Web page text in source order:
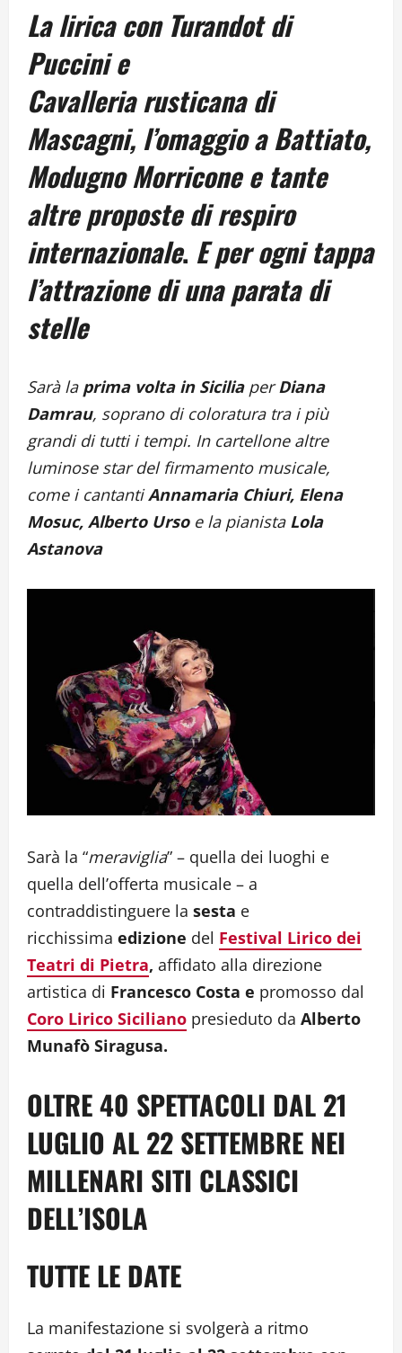
La lirica con Turandot di
Puccini e
Cavalleria rusticana di
Mascagni, l’omaggio a Battiato,
Modugno Morricone e tante
altre proposte di respiro
internazionale. E per ogni tappa
l’attrazione di una parata di
stelle
Sarà la prima volta in SiciliaperDiana
Damrau, soprano di coloratura tra i più
grandi di tutti i tempi. In cartellone altre
luminose star del firmamento musicale,
come i cantantiAnnamaria Chiuri, Elena
Mosuc, Alberto Ursoe la pianistaLola
Astanova
Sarà la “meraviglia” – quella dei luoghi e
quella dell’offerta musicale – a
contraddistinguere la sesta e
ricchissima edizione del Festival Lirico dei
Teatri di Pietra, affidato alla direzione
artistica di Francesco Costa e promosso dal
Coro Lirico Siciliano presieduto da Alberto
Munafò Siragusa.
OLTRE 40 SPETTACOLI DAL 21
LUGLIO AL 22 SETTEMBRE NEI
MILLENARI SITI CLASSICI
DELL’ISOLA
TUTTE LE DATE
La manifestazione si svolgerà a ritmo